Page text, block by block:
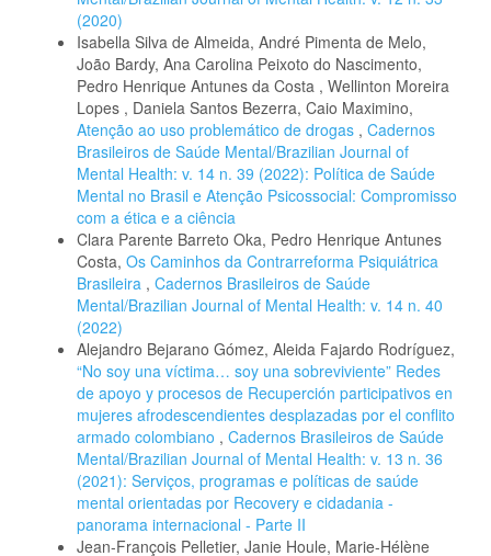
(2020)
Isabella Silva de Almeida, André Pimenta de Melo,
João Bardy, Ana Carolina Peixoto do Nascimento,
Pedro Henrique Antunes da Costa , Wellinton Moreira
Lopes , Daniela Santos Bezerra, Caio Maximino,
Atenção ao uso problemático de drogas , Cadernos
Brasileiros de Saúde Mental/Brazilian Journal of
Mental Health: v. 14 n. 39 (2022): Política de Saúde
Mental no Brasil e Atenção Psicossocial: Compromisso
com a ética e a ciência
Clara Parente Barreto Oka, Pedro Henrique Antunes
Costa, Os Caminhos da Contrarreforma Psiquiátrica
Brasileira , Cadernos Brasileiros de Saúde
Mental/Brazilian Journal of Mental Health: v. 14 n. 40
(2022)
Alejandro Bejarano Gómez, Aleida Fajardo Rodríguez,
“No soy una víctima… soy una sobreviviente” Redes
de apoyo y procesos de Recuperción participativos en
mujeres afrodescendientes desplazadas por el conflito
armado colombiano , Cadernos Brasileiros de Saúde
Mental/Brazilian Journal of Mental Health: v. 13 n. 36
(2021): Serviços, programas e políticas de saúde
mental orientadas por Recovery e cidadania -
panorama internacional - Parte II
Jean-François Pelletier, Janie Houle, Marie-Hélène